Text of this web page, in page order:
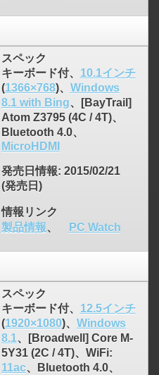
スペック
キーボード付、 10.1インチ
(1366×768)、 Windows
8.1 with Bing、[BayTrail]
Atom Z3795 (4C / 4T)、
Bluetooth 4.0、
MicroHDMI
発売日情報: 2015/02/21
(発売日)
情報リンク
製品情報、 PC Watch
スペック
キーボード付、 12.5インチ
(1920×1080)、 Windows
8.1、[Broadwell] Core M-
5Y31 (2C / 4T)、WiFi:
11ac、Bluetooth 4.0、